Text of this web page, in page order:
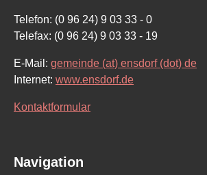
Telefon: (0 96 24) 9 03 33 - 0
Telefax: (0 96 24) 9 03 33 - 19
E-Mail: gemeinde (at) ensdorf (dot) de
Internet: www.ensdorf.de
Kontaktformular
Navigation